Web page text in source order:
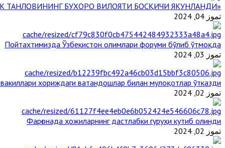
«ЙИЛ ИМОМИ – 2024» КЎРИК ТАНЛОВИНИНГ БУХОРО ВИЛОЯТИ БОСҚИЧИ ЯКУНЛАНДИ
تموز 04, 2024
Пойтахтимизда Ўзбекистон олимлари форуми бўлиб ўтмоқда
تموز 03, 2024
хориждаги ватандошлар билан мулоқотлар ўтказди
تموز 02, 2024
Фарғонада ҳожиларнинг дастлабки гуруҳи кутиб олинди
تموز 02, 2024